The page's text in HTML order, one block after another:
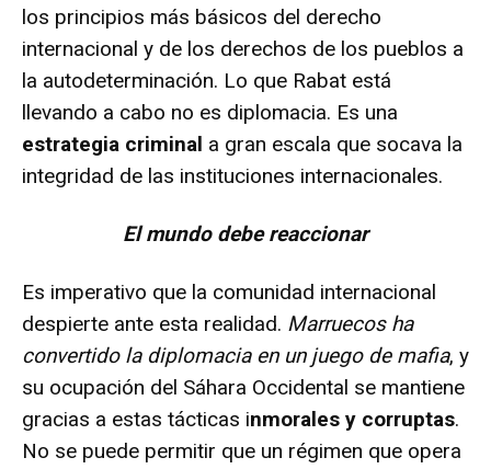
los principios más básicos del derecho
internacional y de los derechos de los pueblos a
la autodeterminación. Lo que Rabat está
llevando a cabo no es diplomacia. Es una
estrategia criminal a gran escala que socava la
integridad de las instituciones internacionales.
El mundo debe reaccionar
Es imperativo que la comunidad internacional
despierte ante esta realidad. Marruecos ha
convertido la diplomacia en un juego de mafia, y
su ocupación del Sáhara Occidental se mantiene
gracias a estas tácticas inmorales y corruptas.
No se puede permitir que un régimen que opera